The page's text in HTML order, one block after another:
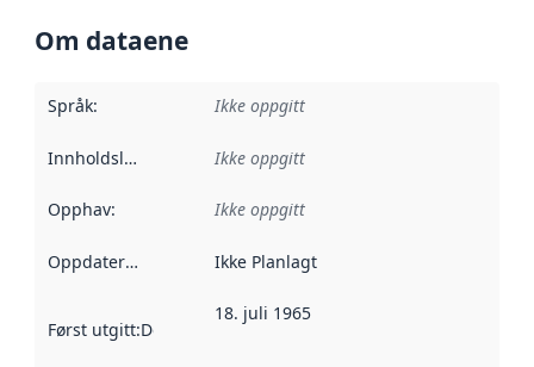
Om dataene
Språk: Ikke oppgitt
Innholdsleverandører :
Ikke oppgitt
Opphav: Ikke oppgitt
Oppdateringsfrekvens :
Ikke Planlagt
Først utgitt:Denne datoen sier når dataene i dette
18. juli 1965